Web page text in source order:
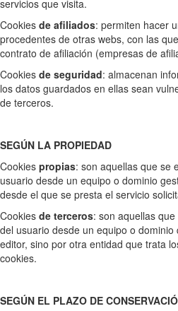
servicios que visita.
Cookies de afiliados: permiten hacer
procedentes de otras webs, con las
contrato de afiliación (empresas de
Cookies de seguridad: almacenan
los datos guardados en ellas sean
de terceros.
SEGÚN LA PROPIEDAD
Cookies propias: son aquellas que se
usuario desde un equipo o dominio
desde el que se presta el servicio
Cookies de terceros: son aquellas
del usuario desde un equipo o
editor, sino por otra entidad que trata
cookies.
SEGÚN EL PLAZO DE